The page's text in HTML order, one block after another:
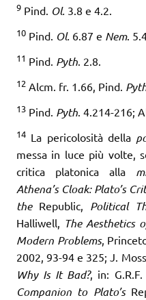
9 Pind. Ol. 3.8 e 4.2.
10 Pind. Ol. 6.87 e Nem.
11 Pind. Pyth. 2.8.
12 Alcm. fr. 1.66, Pind.
13 Pind. Pyth. 4.214-216;
14 La pericolosità della
messa in luce più volte,
critica platonica alla
Athena’s Cloak: Plato’s
the Republic, Political
Halliwell, The Aesthetics
Modern Problems,
2002, 93-94 e 325; J.
Why Is It Bad?, in:
Companion to Plato’s